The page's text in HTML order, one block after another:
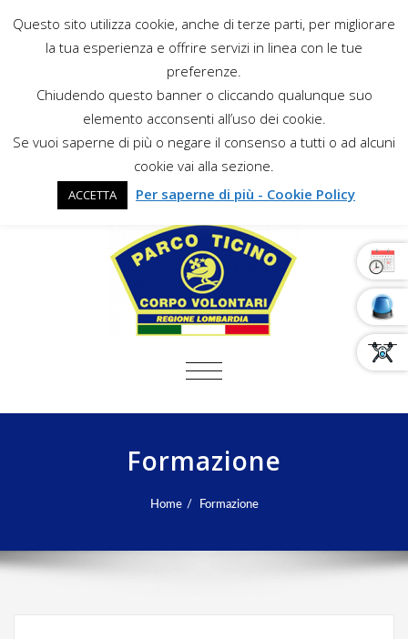
COMMUTA NAVIGAZIONE
Formazione
Home Formazione
Questo sito utilizza cookie, anche di terze parti, per migliorare
la tua esperienza e offrire servizi in linea con le tue
preferenze.
Chiudendo questo banner o cliccando qualunque suo
elemento acconsenti all’uso dei cookie.
Se vuoi saperne di più o negare il consenso a tutti o ad alcuni
cookie vai alla sezione.
ACCETTA Per saperne di più - Cookie Policy